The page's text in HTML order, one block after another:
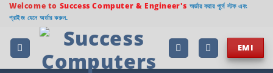
Skip
content
Welcome to Success Computer & Engineer's অর্ডার করার পূর্বে স্টক এবং
প্রাইজ যেনে অর্ডার করুন.
EMI